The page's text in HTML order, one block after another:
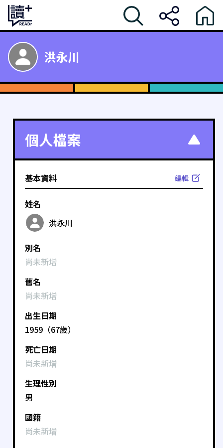
洪永川
個人檔案
基本資料 編輯
姓名
洪永川
別名
尚未新增
舊名
尚未新增
出生日期
1959（67歲）
死亡日期
尚未新增
生理性別
男
國籍
尚未新增